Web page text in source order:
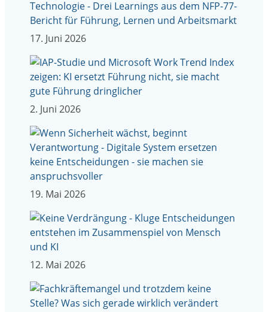
17. Juni 2026
2. Juni 2026
19. Mai 2026
12. Mai 2026